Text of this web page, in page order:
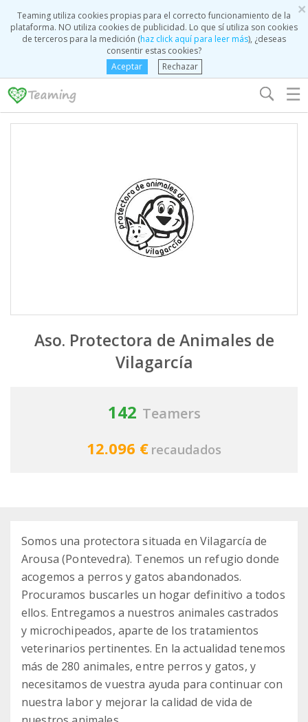
×
Teaming utiliza cookies propias para el correcto funcionamiento de la
plataforma. NO utiliza cookies de publicidad. Lo que sí utiliza son cookies
de terceros para la medición (haz click aquí para leer más), ¿deseas
consentir estas cookies?
Aceptar
Rechazar
☰
Aso. Protectora de Animales de
Vilagarcía
142 Teamers
12.096 € recaudados
Somos una protectora situada en Vilagarcía de
Arousa (Pontevedra). Tenemos un refugio donde
acogemos a perros y gatos abandonados.
Procuramos buscarles un hogar definitivo a todos
ellos. Entregamos a nuestros animales castrados
y microchipeados, aparte de los tratamientos
veterinarios pertinentes. En la actualidad tenemos
más de 280 animales, entre perros y gatos, y
necesitamos de vuestra ayuda para continuar con
nuestra labor y mejorar la calidad de vida de